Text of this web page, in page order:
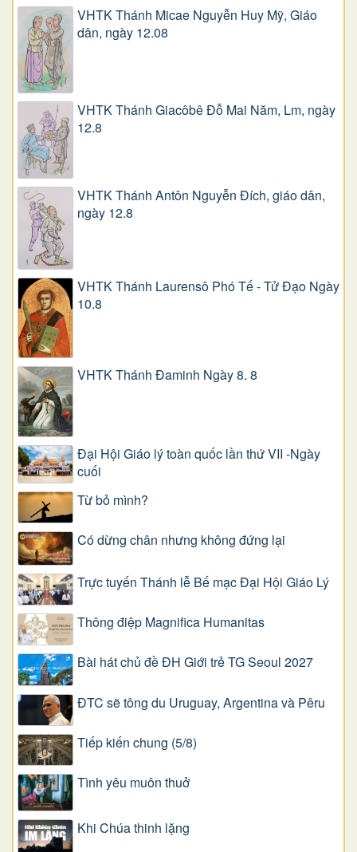
VHTK Thánh Micae Nguyễn Huy Mỹ, Giáo
dân, ngày 12.08
VHTK Thánh Giacôbê Ðỗ Mai Năm, Lm, ngày
12.8
VHTK Thánh Antôn Nguyễn Ðích, giáo dân,
ngày 12.8
VHTK Thánh Laurensô Phó Tế - Tử Đạo Ngày
10.8
VHTK Thánh Đaminh Ngày 8. 8
Đại Hội Giáo lý toàn quốc lần thứ VII -Ngày
cuối
Từ bỏ mình?
Có dừng chân nhưng không đứng lại
Trực tuyến Thánh lễ Bế mạc Đại Hội Giáo Lý
Thông điệp Magnifica Humanitas
Bài hát chủ đề ĐH Giới trẻ TG Seoul 2027
ĐTC sẽ tông du Uruguay, Argentina và Pêru
Tiếp kiến chung (5/8)
Tình yêu muôn thuở
Khi Chúa thinh lặng